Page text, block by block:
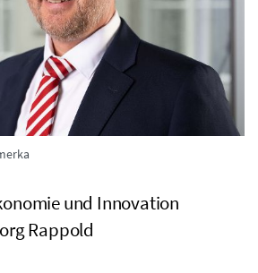
und Innovation
Rappold